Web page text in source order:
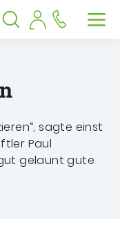
für
Suche öffnen
Suche schließen
sagte einst
Paul
gelaunt gute